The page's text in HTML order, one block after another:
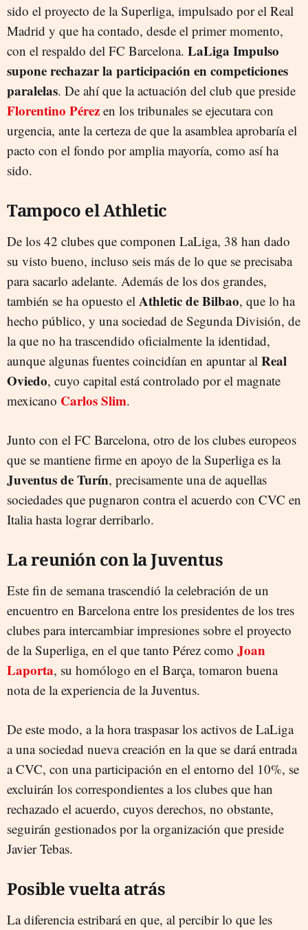
sido el proyecto de la Superliga, impulsado por el Real
Madrid y que ha contado, desde el primer momento,
con el respaldo del FC Barcelona. LaLiga Impulso
supone rechazar la participación en competiciones
paralelas. De ahí que la actuación del club que preside
Florentino Pérez en los tribunales se ejecutara con
urgencia, ante la certeza de que la asamblea aprobaría el
pacto con el fondo por amplia mayoría, como así ha
sido.
Tampoco el Athletic
De los 42 clubes que componen LaLiga, 38 han dado
su visto bueno, incluso seis más de lo que se precisaba
para sacarlo adelante. Además de los dos grandes,
también se ha opuesto el Athletic de Bilbao, que lo ha
hecho público, y una sociedad de Segunda División, de
la que no ha trascendido oficialmente la identidad,
aunque algunas fuentes coincidían en apuntar al Real
Oviedo, cuyo capital está controlado por el magnate
mexicano Carlos Slim.
Junto con el FC Barcelona, otro de los clubes europeos
que se mantiene firme en apoyo de la Superliga es la
Juventus de Turín, precisamente una de aquellas
sociedades que pugnaron contra el acuerdo con CVC en
Italia hasta lograr derribarlo.
La reunión con la Juventus
Este fin de semana trascendió la celebración de un
encuentro en Barcelona entre los presidentes de los tres
clubes para intercambiar impresiones sobre el proyecto
de la Superliga, en el que tanto Pérez como Joan
Laporta, su homólogo en el Barça, tomaron buena
nota de la experiencia de la Juventus.
De este modo, a la hora traspasar los activos de LaLiga
a una sociedad nueva creación en la que se dará entrada
a CVC, con una participación en el entorno del 10%, se
excluirán los correspondientes a los clubes que han
rechazado el acuerdo, cuyos derechos, no obstante,
seguirán gestionados por la organización que preside
Javier Tebas.
Posible vuelta atrás
La diferencia estribará en que, al percibir lo que les